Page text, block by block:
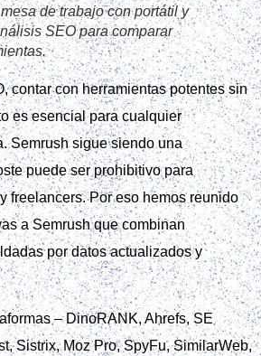
de trabajo con portátil y
SEO para comparar
contar con herramientas potentes sin
es esencial para cualquier
Semrush sigue siendo una
puede ser prohibitivo para
freelancers. Por eso hemos reunido
a Semrush que combinan
por datos actualizados y
– DinoRANK, Ahrefs, SE
Sistrix, Moz Pro, SpyFu, SimilarWeb,